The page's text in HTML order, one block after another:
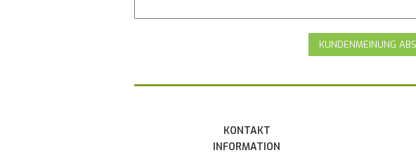
KUNDENMEINUNG
KONTAKT
INFORMATION